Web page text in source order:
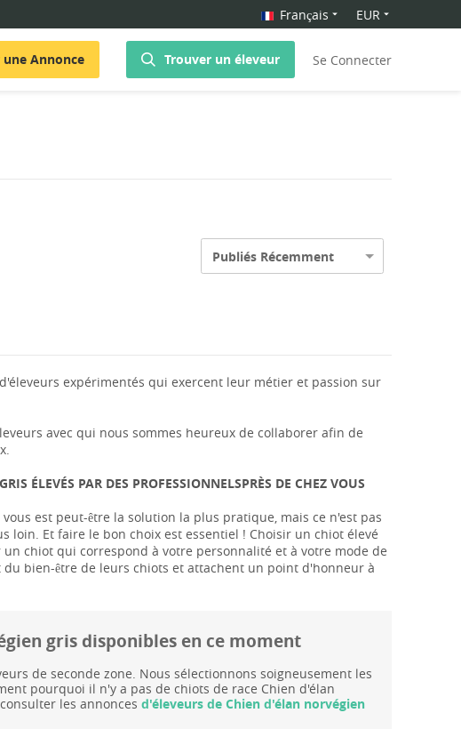
Français EUR
une Annonce Trouver un éleveur Se Connecter
Publiés Récemment
expérimentés qui exercent leur métier et passion sur
avec qui nous sommes heureux de collaborer afin de
ÉLEVÉS PAR DES PROFESSIONNELSPRÈS DE CHEZ VOUS
est peut-être la solution la plus pratique, mais ce n'est pas
loin. Et faire le bon choix est essentiel ! Choisir un chiot élevé
chiot qui correspond à votre personnalité et à votre mode de
bien-être de leurs chiots et attachent un point d'honneur à
gris disponibles en ce moment
de seconde zone. Nous sélectionnons soigneusement les
pourquoi il n'y a pas de chiots de race Chien d'élan
les annonces d'éleveurs de Chien d'élan norvégien